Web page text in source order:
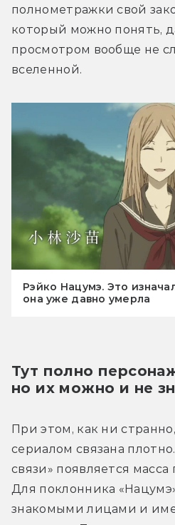
полнометражки свой
который можно понять,
просмотром вообще не
вселенной.
Рэйко Нацумэ. Это
она уже давно умерла
Тут полно
но их можно и не
При этом, как ни
сериалом связана
связи» появляется
Для поклонника
знакомыми лицами и